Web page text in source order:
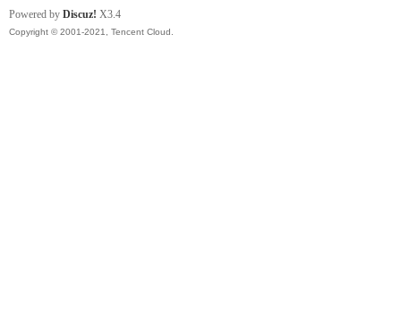
Powered by Discuz! X3.4
Copyright © 2001-2021, Tencent Cloud.